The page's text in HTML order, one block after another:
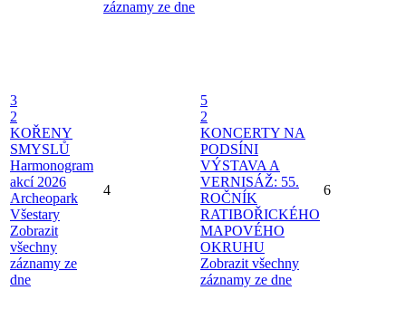
záznamy ze dne
3
2
KOŘENY
SMYSLŮ
Harmonogram
akcí 2026
Archeopark
Všestary
Zobrazit
všechny
záznamy ze
dne
4
5
2
KONCERTY NA
PODSÍNI
VÝSTAVA A
VERNISÁŽ: 55.
ROČNÍK
RATIBOŘICKÉHO
MAPOVÉHO
OKRUHU
Zobrazit všechny
záznamy ze dne
6